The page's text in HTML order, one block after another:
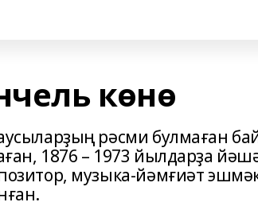
көнө
рәсми булмаған
1876 – 1973 йылдарҙа
музыка-йәмғиәт